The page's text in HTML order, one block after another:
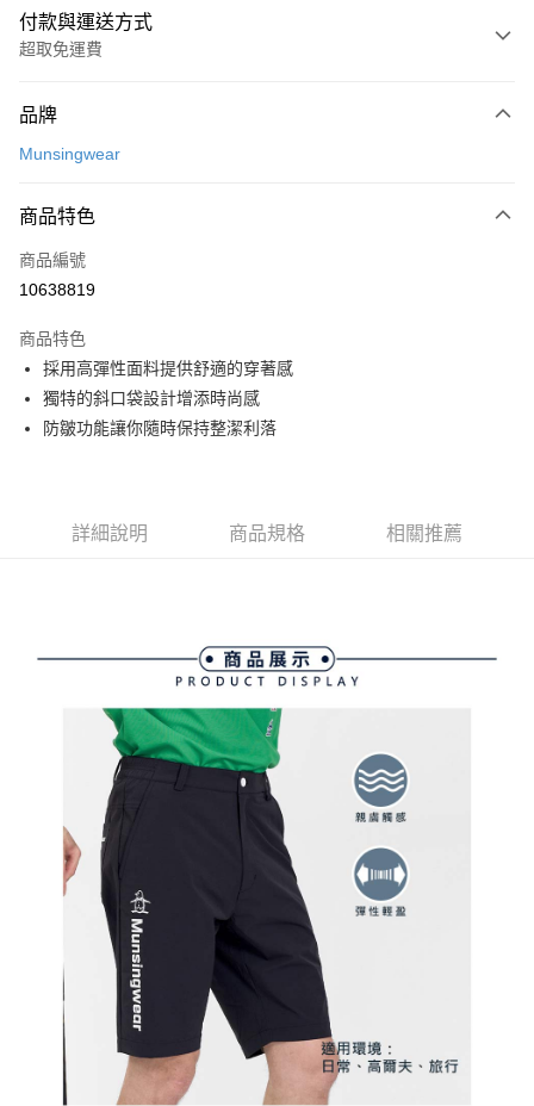
付款與運送方式
超取免運費
信用卡一次付款
LINE Pay
Apple Pay
悠遊付
大哥付你分期
相關說明
成交易。
1.分期款項不併入電信帳單，「大哥付你分期」於每月結算日後寄送繳費提
2.透過簡訊連結打開帳單後，可選擇「超商條碼／台灣大直營門市／銀行轉
帳／街口支付／iPASS MONEY」等通路繳費。
【注意事項】
1.本服務係由「台灣大哥大股份有限公司」（以下簡稱本公司）所提供，讓
用戶於交易時，得透過本服務購買商品或服務，並由商店將買賣／分期付款
買賣價金債權讓與本公司後，依約使用本公司帳單繳交帳款。
2.基於同意付款使用「大哥付你分期」之契約關係目的，商店將以您的個人
資料（包含姓名、電話或地址）提供予台灣大哥大進項蒐集、處理及利用，
由本公司與您本人進行分期帳單所需資料之確認、核對及更正。
3.完整用戶服務條款，請詳閱以下連結：
https://oppay.tw/userRule
【關於「AFTEE先享後付」】
AFTEE先享後付是「在收到商品之後才付款」的支付方式。 讓您購物簡單
【「AFTEE先享後付」結帳流程】
結帳頁面，進行簡訊認證並確認金額後，即可完成結帳。
２．訂單成立數日內，您將收到繳費通知簡訊。
３．收到繳費通知簡訊後14天內，點擊此簡訊中的連結，可透過四大超商／
ATM／網路銀行／等多元方式進行付款，方視為交易完成。
※ 請注意：結帳手續完成當下不需立刻繳費，但若您需要取消訂單，請聯絡
購買商品的店家。未經商家同意取消之訂單仍視為有效，需透過AFTEE先享
後付繳納相關費用。
※ 交易是否成功請以「AFTEE先享後付 」之結帳頁面顯示為準，若有關於
是否繳費成功／繳費後需取消欲退款等相關疑問，請聯繫「AFTEE先享後付
客戶支援中心」
https://netprotections.freshdesk.com/support/home
【注意事項】
１．透過由恩沛科技股份有限公司提供之「AFTEE先享後付」服務完成之交
易，需依本服務之必要範圍內提供個人資料，並將交易相關給付款項請求債
權轉讓予恩沛科技股份有限公司。
２．關於個人資料處理事宜，請瀏覽以下網址：
https://aftee.tw/terms/#terms3
３．未成年的使用者請事先徵得法定代理人或監護人之同意方可使用
「AFTEE先享後付」，若未經同意申辦者引起之損失，本公司不負相關責
ATM付款
付款後全家取貨
萊爾富取貨付款
免運費
付款後萊爾富取貨
免運費
7-11取貨付款
免運費
付款後7-11取貨
免運費
品牌
Munsingwear
商品特色
商品編號
10638819
商品特色
採用高彈性面料提供舒適的穿著感
獨特的斜口袋設計增添時尚感
防皺功能讓你隨時保持整潔利落
詳細說明 商品規格 相關推薦